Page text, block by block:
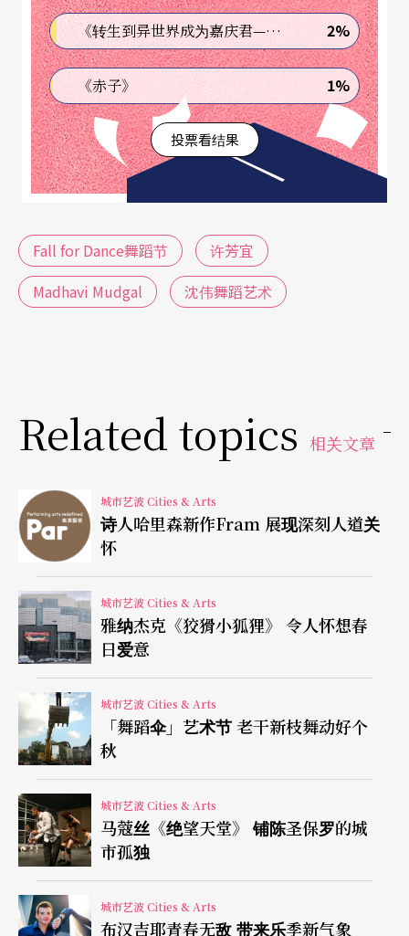
角的小祭台让空旷的舞台多了一点神圣的气氛，细
腻的手眼身法步破解文化距离，美得让人赏心悦
目。相较之下，曾来台湾演出过的泰国箜舞舞者皮
查（Pichet Klunchun）带来的传统舞蹈中，带有性
别与肢体文化的当代议题在其中；首先上场的女舞
者们，身穿金碧辉煌的传统服饰，举手投足间表现
如服装般耀眼的女性身段，皮查身著黑色衣裤，格
格不入地走进这个女性氛围，当观众头皮发麻地默
想著，不要又是一个手摇当代舞蹈大旗为搞怪而搞
怪的创作时，他开始跟著女舞者跳起一模一样的舞
会时的趣味想像。
开胃菜
所谓的东方菜色中「加一」的参与者，是纽约在地
最夯的舞团之一——沈伟舞蹈艺术，沈伟来自中国，
在纽约窜起，也担任今年北京奥运的舞蹈编排；节
目被安排为舞蹈节开幕的第一支舞，演出舞团旧作
品Map；作品从灰暗中开始，三列原来躺平在地上
的舞者，像是一个个揉得恰到好处的高筋面粉团，
柔软而有弹性的收缩和伸展；灯光逐渐明亮之后，
显现出以整片黑板为背景的舞台设计，黑板上有红
蓝白各色粉笔写著不太有秩序的公式和涂鸦，也有
板擦随意划过却仍留下痕迹的弧线，与舞者身上蓝
灰色系列，大同小异的服装设计相互辉映；舞者井
然有序地从低层次到高层次中交错游移，每个小关
《转生到异世界成为嘉庆君—发现我的祖先是诈骗集团!?》 2%
《赤子》 1%
投票看结果
Fall for Dance舞蹈节
许芳宜
Madhavi Mudgal
沈伟舞蹈艺术
Related topics 相关文章
城市艺波 Cities & Arts
诗人哈里森新作Fram 展现深刻人道关
怀
城市艺波 Cities & Arts
雅纳杰克《狡猾小狐狸》 令人怀想春
日爱意
城市艺波 Cities & Arts
「舞蹈伞」艺术节 老干新枝舞动好个
秋
城市艺波 Cities & Arts
马蔻丝《绝望天堂》 铺陈圣保罗的城
市孤独
城市艺波 Cities & Arts
布汉吉耶青春无敌 带来乐季新气象